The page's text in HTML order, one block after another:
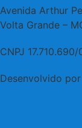
Avenida Arthur
Volta Grande –
CNPJ
Desenvolvido por